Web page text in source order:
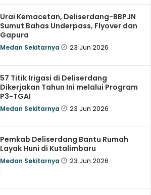
Urai Kemacetan, Deliserdang-BBPJN
Sumut Bahas Underpass, Flyover dan
Gapura
Medan Sekitarnya 23 Jun 2026
57 Titik Irigasi di Deliserdang
Dikerjakan Tahun Ini melalui Program
P3-TGAI
Medan Sekitarnya 23 Jun 2026
Pemkab Deliserdang Bantu Rumah
Layak Huni di Kutalimbaru
Medan Sekitarnya 23 Jun 2026